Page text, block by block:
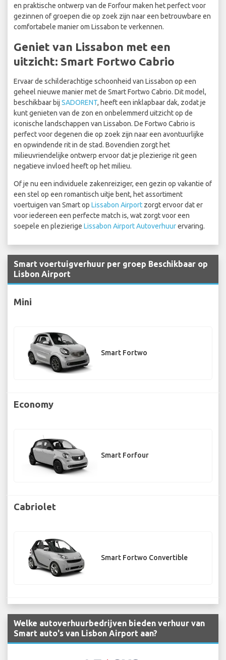
en praktische ontwerp van de Forfour maken het perfect voor
gezinnen of groepen die op zoek zijn naar een betrouwbare en
comfortabele manier om Lissabon te verkennen.
Geniet van Lissabon met een
uitzicht: Smart Fortwo Cabrio
Ervaar de schilderachtige schoonheid van Lissabon op een
geheel nieuwe manier met de Smart Fortwo Cabrio. Dit model,
beschikbaar bij SADORENT, heeft een inklapbaar dak, zodat je
kunt genieten van de zon en onbelemmerd uitzicht op de
iconische landschappen van Lissabon. De Fortwo Cabrio is
perfect voor degenen die op zoek zijn naar een avontuurlijke
en opwindende rit in de stad. Bovendien zorgt het
milieuvriendelijke ontwerp ervoor dat je plezierige rit geen
negatieve invloed heeft op het milieu.
Of je nu een individuele zakenreiziger, een gezin op vakantie of
een stel op een romantisch uitje bent, het assortiment
voertuigen van Smart op Lissabon Airport zorgt ervoor dat er
voor iedereen een perfecte match is, wat zorgt voor een
soepele en plezierige Lissabon Airport Autoverhuurervaring.
Smart voertuigverhuur per groep Beschikbaar op
Lisbon Airport
Mini
Smart Fortwo
Economy
Smart Forfour
Cabriolet
Smart Fortwo Convertible
Welke autoverhuurbedrijven bieden verhuur van
Smart auto's van Lisbon Airport aan?